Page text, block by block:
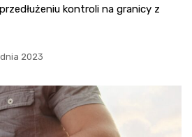
kontroli na granicy z
2023